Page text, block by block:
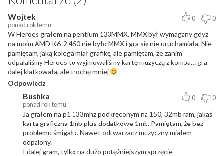
Wojtek
ponad rok temu
0 0
W Heroes grałem na pentium 133MMX, MMX był wymagany gdyż
na moim AMD K6-2 450 nie było MMX i gra się nie uruchamiała. Nie
pamiętam, jaką kolega miał grafikę, ale pamiętam, że zanim
odpalaliśmy Heroes to wyjmowaliśmy kartę muzyczą z kompa… gra
dalej klatkowała, ale trochę mniej
Odpowiedz
Bushka
ponad rok temu
0 0
Ja grałem na p1 133mhz podkręconym na 150, 32mb ram, jakaś
karta graficzna 1mb plus dodatkowe 1mb. Pamiętam, że bez
problemu śmigało. Nawet odtwarzacz muzyczny miałem
odpalony.
I dalej gram, tylko na dużo potężniejszym sprzęcie